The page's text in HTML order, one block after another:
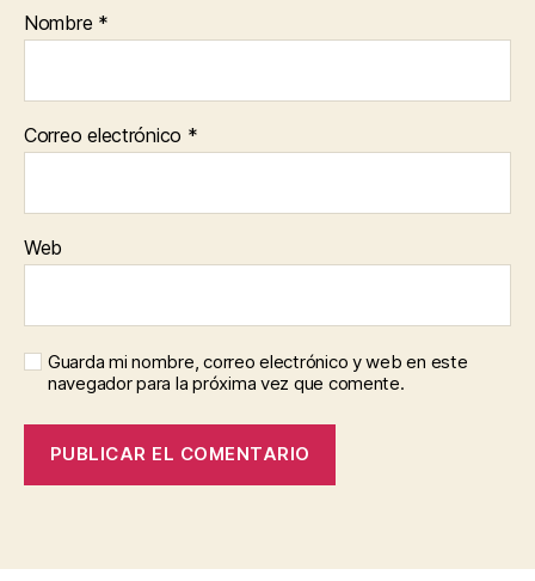
Nombre *
Correo electrónico *
Web
Guarda mi nombre, correo electrónico y web en este
navegador para la próxima vez que comente.